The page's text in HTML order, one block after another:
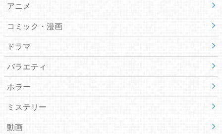
アニメ
コミック・漫画
ドラマ
バラエティ
ホラー
ミステリー
動画